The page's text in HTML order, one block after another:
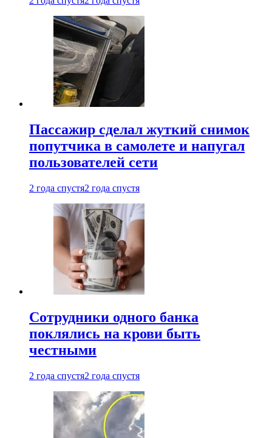
Пассажир сделал жуткий снимок
попутчика в самолете и напугал
пользователей сети
2 года спустя2 года спустя
Сотрудники одного банка
поклялись на крови быть
честными
2 года спустя2 года спустя